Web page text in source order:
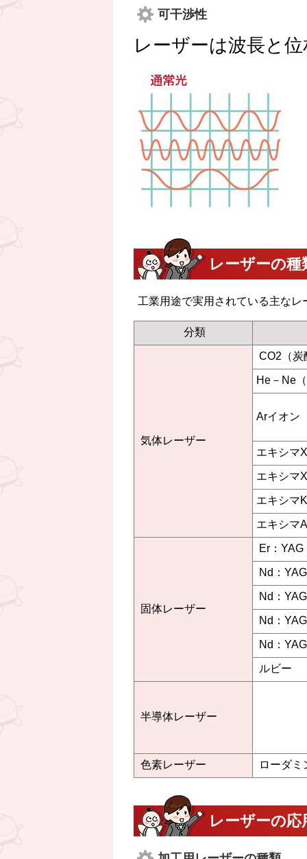
可干渉性
レーザーは波長と
レーザーの種
工業用途で実用されている主な
分類
気体レーザー
CO2（炭
He－Ne
Arイオン
エキシマ
エキシマ
エキシマ
エキシマ
固体レーザー
Er：YAG
Nd：YAG
Nd：
Nd：
Nd：
ルビー
半導体レーザー
色素レーザー ローダミ
レーザーの応